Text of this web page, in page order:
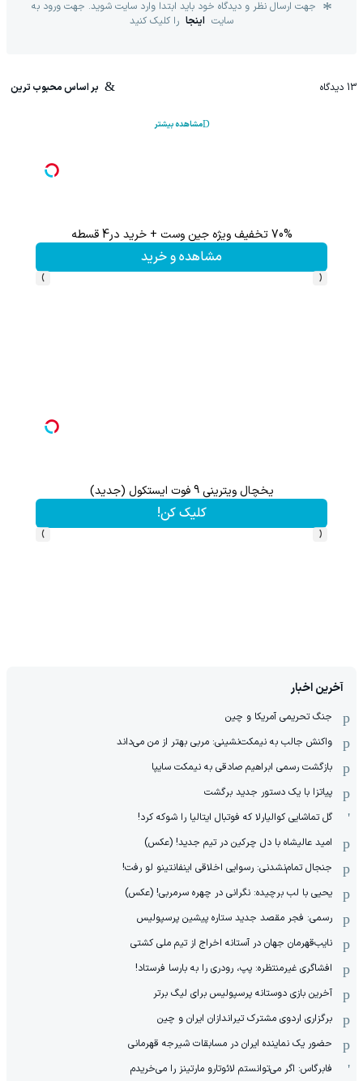
جهت ارسال نظر و دیدگاه خود باید ابتدا وارد سایت شوید. جهت ورود به
سایت اینجا را کلیک کنید
13 دیدگاه بر اساس محبوب ترین
مشاهده بیشتر
70% تخفیف ویژه جین وست + خرید در4 قسطه
مشاهده و خرید
‹
›
یخچال ویترینی 9 فوت ایستکول (جدید)
کلیک کن!
‹
›
آخرین اخبار
جنگ تحریمی آمریکا و چین
واکنش جالب به نیمکت‌نشینی: مربی بهتر از من می‌داند
بازگشت رسمی ابراهیم صادقی به نیمکت سایپا
پیاتزا با یک دستور جدید برگشت
گل تماشایی کوالیارلا که فوتبال ایتالیا را شوکه کرد!
امید عالیشاه با دل چرکین در تیم جدید! (عکس)
جنجال تمام‌نشدنی:‌ رسوایی اخلاقی اینفانتینو لو رفت!
یحیی با لب برچیده: نگرانی در چهره سرمربی! (عکس)
رسمی: فجر مقصد جدید ستاره پیشین پرسپولیس
نایب‌قهرمان جهان در آستانه اخراج از تیم ملی کشتی
افشاگری غیرمنتظره: پپ، رودری را به بارسا فرستاد!
آخرین بازی دوستانه پرسپولیس برای لیگ برتر
برگزاری اردوی مشترک تیراندازان ایران و چین
حضور یک نماینده ایران در مسابقات شیرجه قهرمانی
فابرگاس: اگر می‌توانستم لائوتارو مارتینز را می‌خریدم